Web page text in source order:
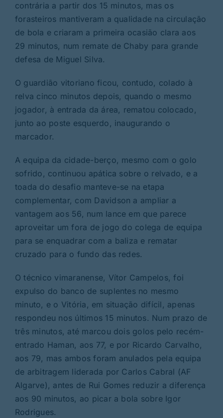
contrária a partir dos 15 minutos, mas os
forasteiros mantiveram a qualidade na circulação
de bola e criaram a primeira ocasião clara aos
29 minutos, num remate de Chaby para grande
defesa de Miguel Silva.
O guardião vitoriano ficou, contudo, colado à
relva cinco minutos depois, quando o mesmo
jogador, à entrada da área, rematou colocado,
junto ao poste esquerdo, inaugurando o
marcador.
A equipa da cidade-berço, mesmo com o golo
sofrido, continuou apática sobre o relvado, e a
toada do desafio manteve-se na etapa
complementar, com Davidson a ampliar a
vantagem aos 56, num lance em que parece
aproveitar um fora de jogo do colega de equipa
para se enquadrar com a baliza e rematar
cruzado para o fundo das redes.
O técnico vimaranense, Vítor Campelos, foi
expulso do banco de suplentes no mesmo
minuto, e o Vitória, em situação difícil, apenas
respondeu nos últimos 15 minutos. Num prazo de
três minutos, até marcou dois golos pelo recém-
entrado Haman, aos 77, e por Ricardo Carvalho,
aos 79, mas ambos foram anulados pela equipa
de arbitragem liderada por Carlos Cabral (AF
Algarve), antes de Rui Gomes reduzir a diferença
aos 90 minutos, ao picar a bola sobre Igor
Rodrigues.